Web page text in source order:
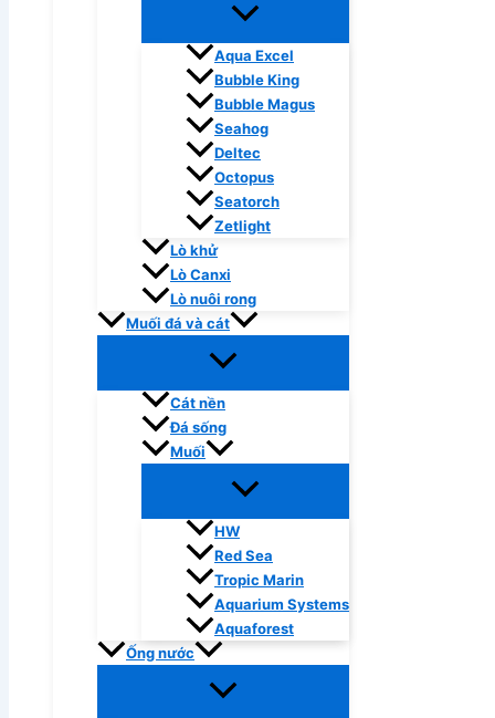
Aqua Excel
Bubble King
Bubble Magus
Seahog
Deltec
Octopus
Seatorch
Zetlight
Lò khử
Lò Canxi
Lò nuôi rong
Muối đá và cát
Cát nền
Đá sống
Muối
HW
Red Sea
Tropic Marin
Aquarium Systems
Aquaforest
Ống nước